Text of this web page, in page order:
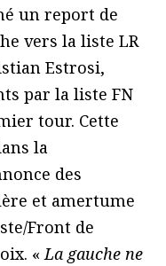
un report de
vers la liste LR
Estrosi,
par la liste FN
tour. Cette
la
des
et amertume
Front de
« La gauche ne